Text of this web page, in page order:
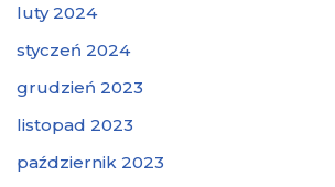
luty 2024
styczeń 2024
grudzień 2023
listopad 2023
październik 2023